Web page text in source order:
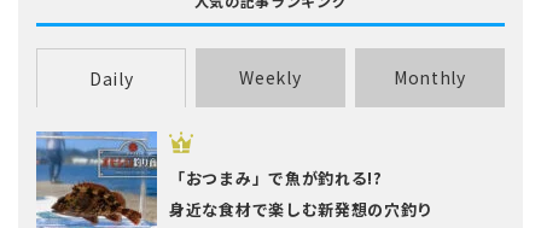
Daily Weekly Monthly
「おつまみ」で魚が釣れる!?
身近な食材で楽しむ新発想の穴釣り